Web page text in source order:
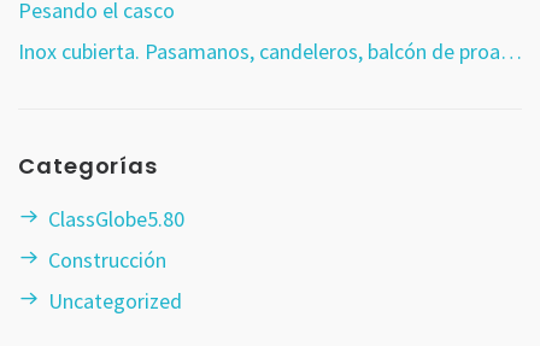
Pesando el casco
Inox cubierta. Pasamanos, candeleros, balcón de proa…
Categorías
ClassGlobe5.80
Construcción
Uncategorized